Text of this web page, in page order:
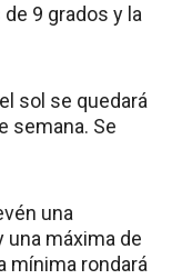
9 grados y la
sol se quedará
semana. Se
una
una máxima de
mínima rondará